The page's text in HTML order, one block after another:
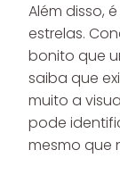
Além disso,
estrelas.
bonito que
saiba que
muito a
pode
mesmo que